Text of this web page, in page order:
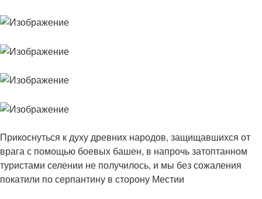
Прикоснуться к духу древних народов, защищавшихся от
врага с помощью боевых башен, в напрочь затоптанном
туристами селении не получилось, и мы без сожаления
покатили по серпантину в сторону Местии